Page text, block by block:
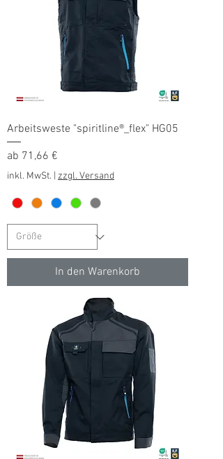
Arbeitsweste "spiritline®_flex" HG05
ab 71,66 €
Sale-Preis
inkl. MwSt. zzgl. Versand
In den Warenkorb